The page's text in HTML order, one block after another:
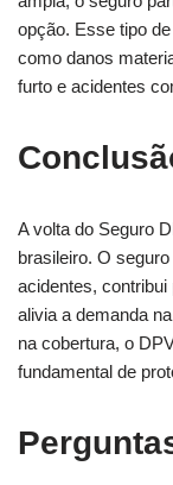
opção. Esse tipo
como danos
furto e acidentes
A volta do Seguro
brasileiro. O
acidentes,
alivia a demanda
na cobertura, o
fundamental de